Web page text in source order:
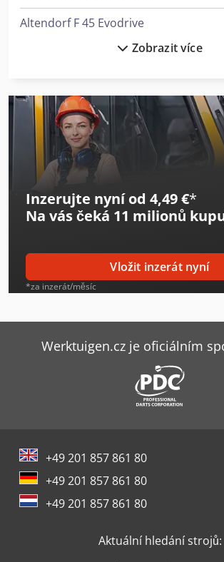
Altendorf F 45 Evodrive
Altendorf F 45 Prodrive
Casati Z2000
Casati Z650
Ceetec P40
Cehisa Flexy
Fabbri F28
Fabbri F350
Hebrock F5
Holzkraft Str 32R
Holzkraft Vps 2241 Vr Ed
Zobrazit více
Inzerujte nyní od 4,49 €*
Na vás čeká 11 milionů
Vložit inzerát nyní
*za inzerát/měsíc
Werktuigen.cz je oficiálním
+49 201 857 861 80
+49 201 857 861 80
+49 201 857 861 80
Aktuální hledání strojů: